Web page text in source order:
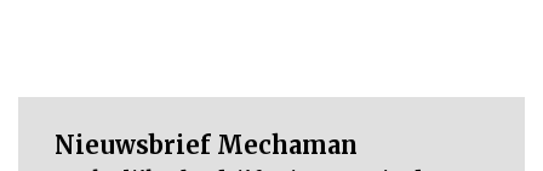
Nieuwsbrief Mechaman